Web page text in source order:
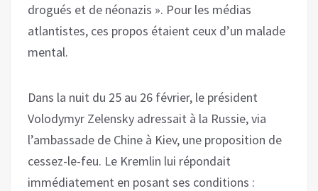
drogués et de néonazis ». Pour les médias
atlantistes, ces propos étaient ceux d’un malade
mental.
Dans la nuit du 25 au 26 février, le président
Volodymyr Zelensky adressait à la Russie, via
l’ambassade de Chine à Kiev, une proposition de
cessez-le-feu. Le Kremlin lui répondait
immédiatement en posant ses conditions :